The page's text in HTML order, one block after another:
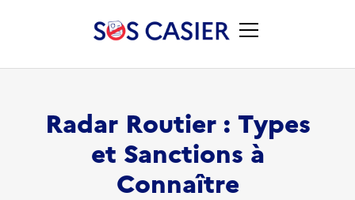
Radar Routier : Types
et Sanctions à
Connaître